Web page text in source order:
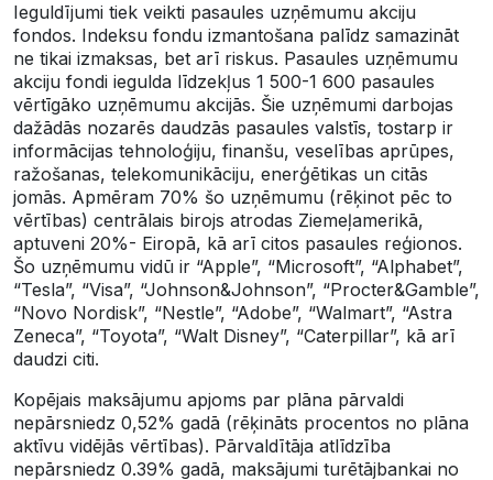
Ieguldījumi tiek veikti pasaules uzņēmumu akciju
fondos. Indeksu fondu izmantošana palīdz samazināt
ne tikai izmaksas, bet arī riskus. Pasaules uzņēmumu
akciju fondi iegulda līdzekļus 1 500-1 600 pasaules
vērtīgāko uzņēmumu akcijās. Šie uzņēmumi darbojas
dažādās nozarēs daudzās pasaules valstīs, tostarp ir
informācijas tehnoloģiju, finanšu, veselības aprūpes,
ražošanas, telekomunikāciju, enerģētikas un citās
jomās. Apmēram 70% šo uzņēmumu (rēķinot pēc to
vērtības) centrālais birojs atrodas Ziemeļamerikā,
aptuveni 20%- Eiropā, kā arī citos pasaules reģionos.
Šo uzņēmumu vidū ir “Apple”, “Microsoft”, “Alphabet”,
“Tesla”, “Visa”, “Johnson&Johnson”, “Procter&Gamble”,
“Novo Nordisk”, “Nestle”, “Adobe”, “Walmart”, “Astra
Zeneca”, “Toyota”, “Walt Disney”, “Caterpillar”, kā arī
daudzi citi.
Kopējais maksājumu apjoms par plāna pārvaldi
nepārsniedz 0,52% gadā (rēķināts procentos no plāna
aktīvu vidējās vērtības). Pārvaldītāja atlīdzība
nepārsniedz 0.39% gadā, maksājumi turētājbankai no